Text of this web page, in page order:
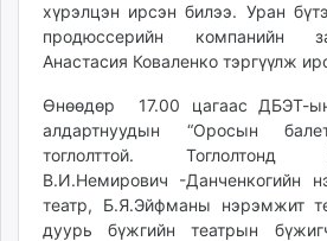
tovch.mn
ikon.mn
Livetv.mn
Eguur.mn
24tsag.mn
shuud.mn
eagle.mn
хүрэлцэн ирсэн билээ. Уран
продюссерийн компанийн
Анастасия Коваленко тэргүүлж
Өнөөдөр 17.00 цагаас ДБЭТ-
алдартнуудын “Оросын
тоглолттой. Тоглолтонд
В.И.Немирович -Данченкогийн
театр, Б.Я.Эйфманы нэрэмжит
дуурь бүжгийн театрын